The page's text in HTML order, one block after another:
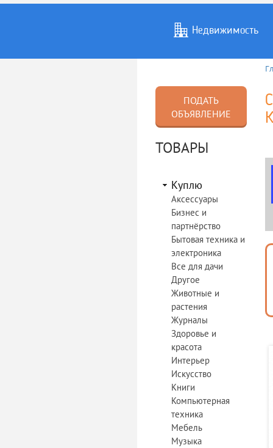
Недвижимость
Услуги
ПОДАТЬ
ОБЪЯВЛЕНИЕ
ТОВАРЫ
Куплю
Аксессуары
Бизнес и
партнёрство
Бытовая техника и
электроника
Все для дачи
Другое
Животные и
растения
Журналы
Здоровье и
красота
Интерьер
Искусство
Книги
Компьютерная
техника
Мебель
Музыка